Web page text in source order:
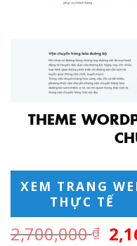
THEME
XEM TRANG
THỰC TẾ
2,700,000₫